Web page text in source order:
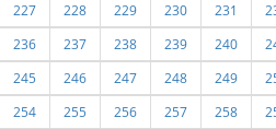
227
228 229 230 231
236
237 238 239 240
245
246 247 248 249
254
255 256 257 258